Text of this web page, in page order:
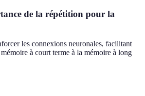
de la répétition pour la
les connexions neuronales, facilitant
à court terme à la mémoire à long